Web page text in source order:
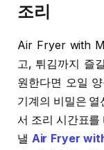
조리
Air Fryer with
고, 튀김까지 즐
원한다면 오일
기계의 비밀은 열
서 조리 시간표를
낼 Air Fryer